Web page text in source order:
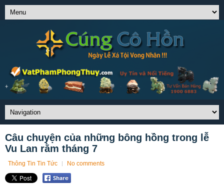
Câu chuyện của những bông hồng trong lễ
Vu Lan rằm tháng 7
Thông Tin Tin Tức No comments